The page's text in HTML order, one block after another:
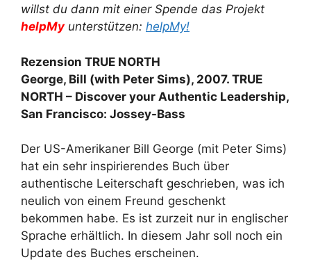
willst du dann mit einer Spende das Projekt
helpMyunterstützen: helpMy!
Rezension TRUE NORTH
George, Bill (with Peter Sims), 2007. TRUE
NORTH – Discover your Authentic Leadership,
San Francisco: Jossey-Bass
Der US-Amerikaner Bill George (mit Peter Sims)
hat ein sehr inspirierendes Buch über
authentische Leiterschaft geschrieben, was ich
neulich von einem Freund geschenkt
bekommen habe. Es ist zurzeit nur in englischer
Sprache erhältlich. In diesem Jahr soll noch ein
Update des Buches erscheinen.